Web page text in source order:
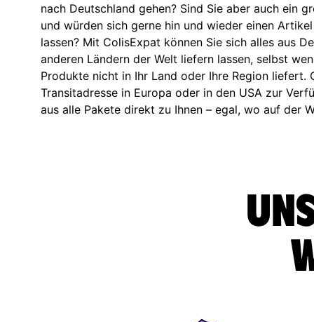
nach Deutschland gehen? Sind Sie aber auch ein
und würden sich gerne hin und wieder einen
lassen? Mit ColisExpat können Sie sich alles aus
anderen Ländern der Welt liefern lassen, selbst
Produkte nicht in Ihr Land oder Ihre Region liefert.
Transitadresse in Europa oder in den USA zur
aus alle Pakete direkt zu Ihnen – egal, wo auf der